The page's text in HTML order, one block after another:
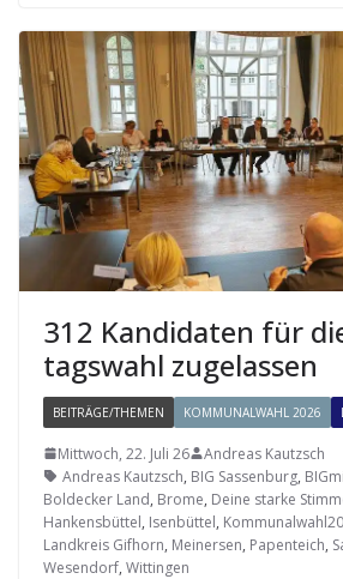
312 Kan­di­da­ten für
tags­wahl zugelassen
BEITRÄGE/THEMEN KOMMUNALWAHL 2026
Mittwoch, 22. Juli 26
Andreas Kautzsch
Andreas Kautzsch, BIG Sassenburg,
Boldecker Land, Brome, Deine starke
Hankensbüttel, Isenbüttel,
Landkreis Gifhorn, Meinersen, Papenteich,
Wesendorf, Wittingen